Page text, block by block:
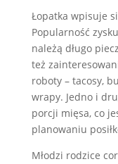
Łopatka wpisuje
Popularność
należą długo
też
roboty – tacosy,
wrapy. Jedno i
porcji mięsa, co
planowaniu
Młodzi rodzice